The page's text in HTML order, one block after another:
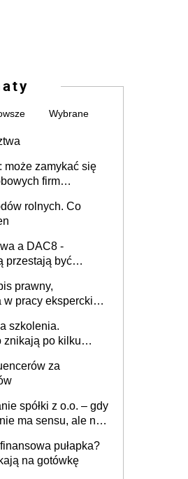
Wybrane
może zamykać się
firm
rolnych. Co
a DAC8 -
przestają być
prawny,
pracy eksperckiej -
szkolenia.
znikają po kilku
za
spółki z o.o. – gdy
ma sensu, ale nie
pułapka?
na gotówkę